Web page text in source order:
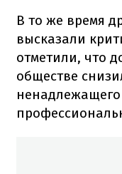
В то же время
высказали
отметили, что
обществе